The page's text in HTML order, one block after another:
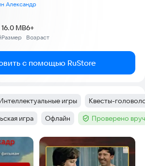
Александр
Размер
16.0 MB
Возраст
6+
с помощью RuStore
: игры Тег:
Квесты-
игра Тег:
Офлайн Тег :Проверено